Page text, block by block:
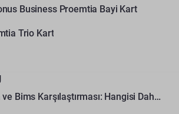
Business Proemtia Bayi Kart
Trio Kart
Gazbeton, Tuğla ve Bims Karşılaştırması: Hangisi Daha Avantajlı?